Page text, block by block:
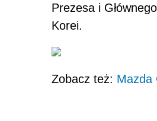
Prezesa i
Korei.
Zobacz też: Mazda